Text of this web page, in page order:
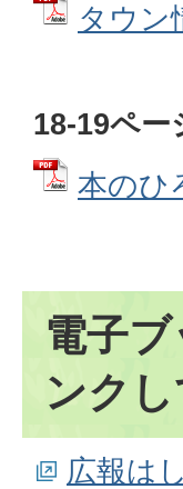
タウン
18-19ペー
本のひ
電子
ンクし
広報は